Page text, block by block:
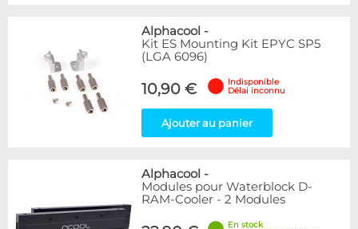
Alphacool -
Kit ES Mounting Kit EPYC SP5
(LGA 6096)
10,90 €
Indisponible
Délai inconnu
Ajouter au panier
Alphacool -
Modules pour Waterblock D-
RAM-Cooler - 2 Modules
En stock